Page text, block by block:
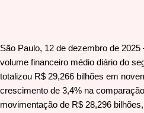
São Paulo, 12 de dezembro de 2025
volume financeiro médio diário do
totalizou R$ 29,266 bilhões em
crescimento de 3,4% na
movimentação de R$ 28,296